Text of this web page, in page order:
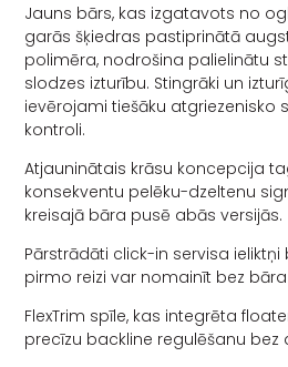
Jauns bārs, kas izgatavots no
garās šķiedras pastiprinātā
polimēra, nodrošina palielinātu
slodzes izturību. Stingrāki un
ievērojami tiešāku atgriezenisko
kontroli.
Atjauninātais krāsu koncepcija
konsekventu pelēku-dzeltenu
kreisajā bāra pusē abās versijās.
Pārstrādāti click-in servisa
pirmo reizi var nomainīt bez
FlexTrim spīle, kas integrēta
precīzu backline regulēšanu bez